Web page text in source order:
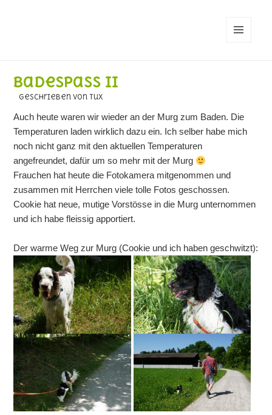
Badespass II
geschrieben von Tux
Auch heute waren wir wieder an der Murg zum Baden. Die
Temperaturen laden wirklich dazu ein. Ich selber habe mich
noch nicht ganz mit den aktuellen Temperaturen
angefreundet, dafür um so mehr mit der Murg
Frauchen hat heute die Fotokamera mitgenommen und
zusammen mit Herrchen viele tolle Fotos geschossen.
Cookie hat neue, mutige Vorstösse in die Murg unternommen
und ich habe fleissig apportiert.
Der warme Weg zur Murg (Cookie und ich haben geschwitzt):